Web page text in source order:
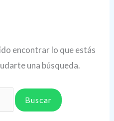
encontrar lo que estás
una búsqueda.